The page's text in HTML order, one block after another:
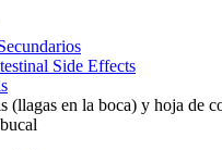
Side Effects
(llagas en la boca) y hoja de